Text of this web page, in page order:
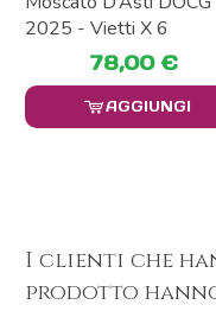
2025 - Vietti X 6
78,00 €
AGGIUNGI
I clienti che
prodotto